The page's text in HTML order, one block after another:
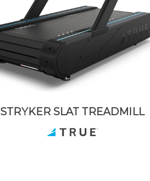
STRYKER SLAT TREADMILL